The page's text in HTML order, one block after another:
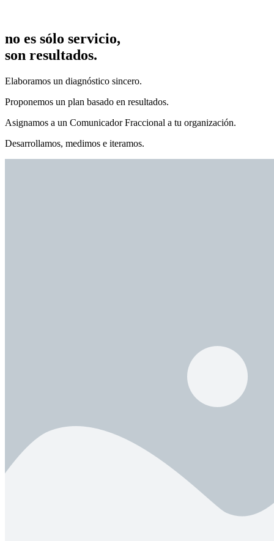
no es sólo servicio,
son resultados.
Elaboramos un diagnóstico sincero.
Proponemos un plan basado en resultados.
Asignamos a un Comunicador Fraccional a tu organización.
Desarrollamos, medimos e iteramos.